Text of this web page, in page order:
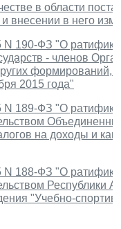
в области
и внесении в него
N 190-ФЗ "О
- членов
2015 года"
N 189-ФЗ "О
на доходы и
N 188-ФЗ "О
Республики
"Учебно-